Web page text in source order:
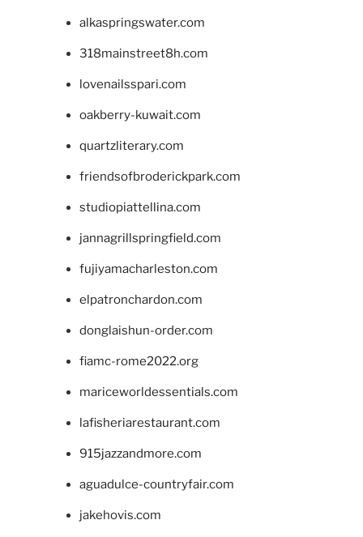
alkaspringswater.com
318mainstreet8h.com
lovenailsspari.com
oakberry-kuwait.com
quartzliterary.com
friendsofbroderickpark.com
studiopiattellina.com
jannagrillspringfield.com
fujiyamacharleston.com
elpatronchardon.com
donglaishun-order.com
fiamc-rome2022.org
mariceworldessentials.com
lafisheriarestaurant.com
915jazzandmore.com
aguadulce-countryfair.com
jakehovis.com